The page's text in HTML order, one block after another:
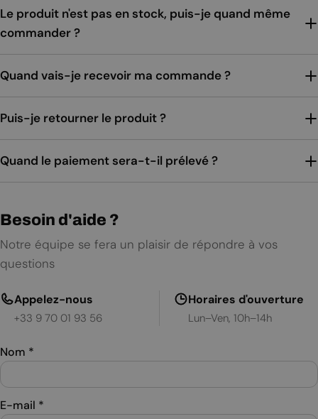
Le produit n'est pas en stock, puis-je quand même
commander ?
Quand vais-je recevoir ma commande ?
Puis-je retourner le produit ?
Quand le paiement sera-t-il prélevé ?
Besoin d'aide ?
Notre équipe se fera un plaisir de répondre à vos
questions
Appelez-nous
+33 9 70 01 93 56
Horaires d'ouverture
Lun–Ven, 10h–14h
Nom *
E-mail *